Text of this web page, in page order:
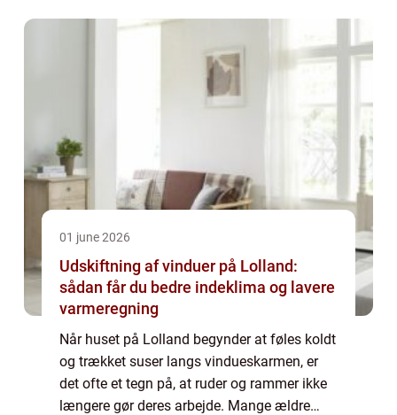
01 june 2026
Udskiftning af vinduer på Lolland:
sådan får du bedre indeklima og lavere
varmeregning
Når huset på Lolland begynder at føles koldt
og trækket suser langs vindueskarmen, er
det ofte et tegn på, at ruder og rammer ikke
længere gør deres arbejde. Mange ældre